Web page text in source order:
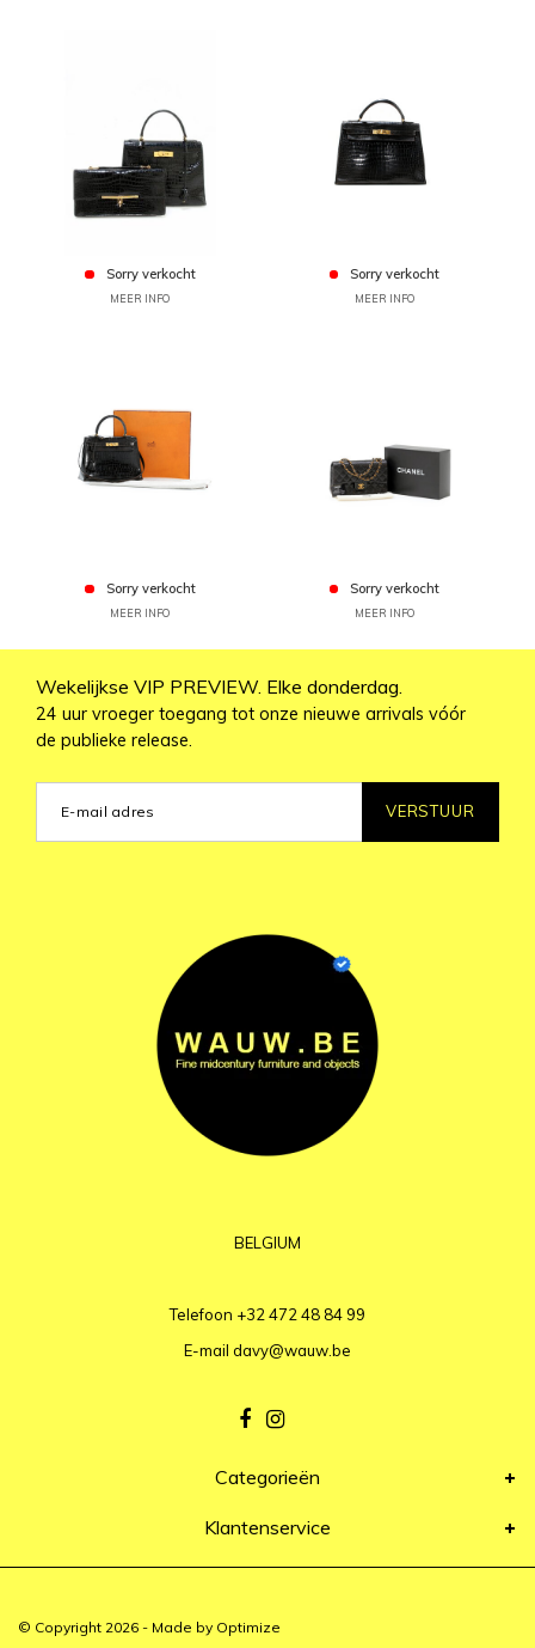
Sorry verkocht
MEER INFO
Sorry verkocht
MEER INFO
Sorry verkocht
MEER INFO
Sorry verkocht
MEER INFO
Wekelijkse VIP PREVIEW. Elke donderdag.
24 uur vroeger toegang tot onze nieuwe arrivals vóór
de publieke release.
VERSTUUR
BELGIUM
Telefoon +32 472 48 84 99
E-mail davy@wauw.be
Categorieën
Klantenservice
© Copyright 2026 - Made by Optimize